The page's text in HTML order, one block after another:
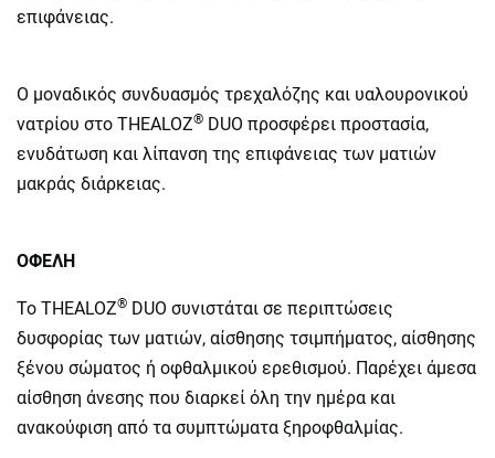
επιφάνειας.
Ο μοναδικός συνδυασμός τρεχαλόζης και υαλουρονικού
νατρίου στο THEALOZ® DUO προσφέρει προστασία,
ενυδάτωση και λίπανση της επιφάνειας των ματιών
μακράς διάρκειας.
ΟΦΕΛΗ
Το THEALOZ® DUO συνιστάται σε περιπτώσεις
δυσφορίας των ματιών, αίσθησης τσιμπήματος, αίσθησης
ξένου σώματος ή οφθαλμικού ερεθισμού. Παρέχει άμεσα
αίσθηση άνεσης που διαρκεί όλη την ημέρα και
ανακούφιση από τα συμπτώματα ξηροφθαλμίας.